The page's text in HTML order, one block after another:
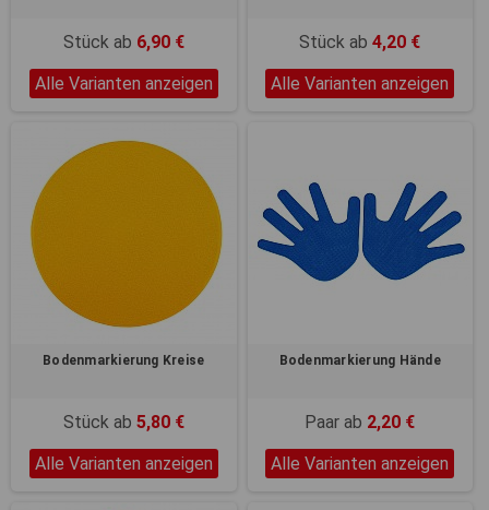
Einstellungen anzupassen.
Stück ab 6,90 €
Alle Varianten anzeigen
Stück ab 4,20 €
Alle Varianten anzeigen
Bodenmarkierung Kreise
Stück ab 5,80 €
Alle Varianten anzeigen
Bodenmarkierung Hände
Paar ab 2,20 €
Alle Varianten anzeigen